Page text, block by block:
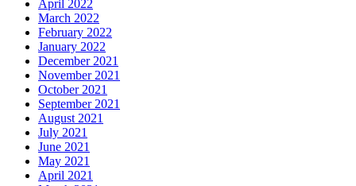
April 2022
March 2022
February 2022
January 2022
December 2021
November 2021
October 2021
September 2021
August 2021
July 2021
June 2021
May 2021
April 2021